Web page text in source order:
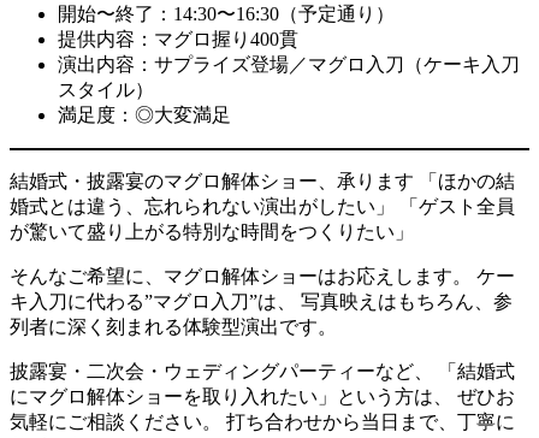
開始〜終了：14:30〜16:30（予定通り）
提供内容：マグロ握り400貫
演出内容：サプライズ登場／マグロ入刀（ケーキ入刀
スタイル）
満足度：◎大変満足
結婚式・披露宴のマグロ解体ショー、承ります 「ほかの結
婚式とは違う、忘れられない演出がしたい」 「ゲスト全員
が驚いて盛り上がる特別な時間をつくりたい」
そんなご希望に、マグロ解体ショーはお応えします。 ケー
キ入刀に代わる”マグロ入刀”は、 写真映えはもちろん、参
列者に深く刻まれる体験型演出です。
披露宴・二次会・ウェディングパーティーなど、 「結婚式
にマグロ解体ショーを取り入れたい」という方は、 ぜひお
気軽にご相談ください。 打ち合わせから当日まで、丁寧に